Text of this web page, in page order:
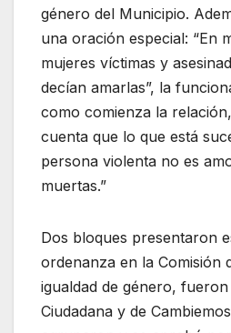
género del Municipio.
una oración especial: “En
mujeres víctimas y
decían amarlas”, la
como comienza la
cuenta que lo que está
persona violenta no es
muertas.”
Dos bloques presentaron
ordenanza en la Comisión
igualdad de género,
Ciudadana y de